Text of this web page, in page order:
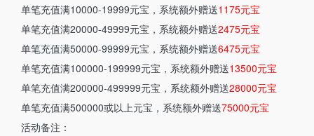
单笔充值满10000-19999元宝，系统额外赠送1175元宝
单笔充值满20000-49999元宝，系统额外赠送2475元宝
单笔充值满50000-99999元宝，系统额外赠送6475元宝
单笔充值满100000-199999元宝，系统额外赠送13500元宝
单笔充值满200000-499999元宝，系统额外赠送28000元宝
单笔充值满500000或以上元宝，系统额外赠送75000元宝
活动备注：